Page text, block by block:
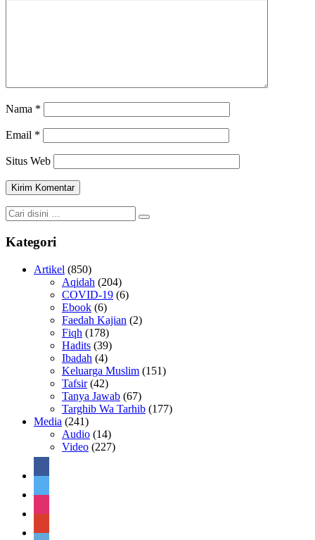
Nama *
Email *
Situs Web
Kategori
Artikel (850)
Aqidah (204)
COVID-19 (6)
Ebook (6)
Faedah Kajian (2)
Fiqh (178)
Hadits (39)
Ibadah (4)
Keluarga Muslim (151)
Tafsir(42)
Tanya Jawab (67)
Targhib Wa Tarhib (177)
Media (241)
Audio (14)
Video (227)